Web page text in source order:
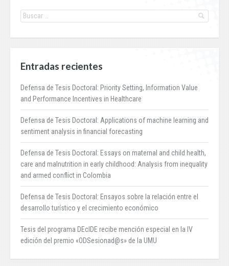
Entradas recientes
Defensa de Tesis Doctoral: Priority Setting, Information Value
and Performance Incentives in Healthcare
Defensa de Tesis Doctoral: Applications of machine learning and
sentiment analysis in financial forecasting
Defensa de Tesis Doctoral: Essays on maternal and child health,
care and malnutrition in early childhood: Analysis from inequality
and armed conflict in Colombia
Defensa de Tesis Doctoral: Ensayos sobre la relación entre el
desarrollo turístico y el crecimiento económico
Tesis del programa DEcIDE recibe mención especial en la IV
edición del premio «ODSesionad@s» de la UMU